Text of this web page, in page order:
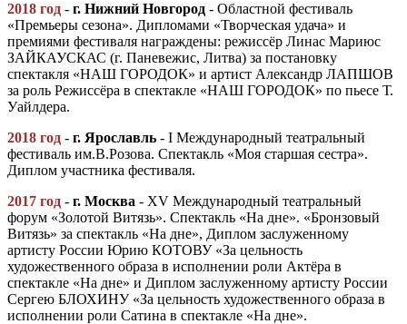
2018 год - г. Нижний Новгород - Областной фестиваль
«Премьеры сезона». Дипломами «Творческая удача» и
премиями фестиваля награждены: режиссёр Линас Мариюс
ЗАЙКАУСКАС (г. Паневежис, Литва) за постановку
спектакля «НАШ ГОРОДОК» и артист Александр ЛАПШОВ
за роль Режиссёра в спектакле «НАШ ГОРОДОК» по пьесе Т.
Уайлдера.
2018 год - г. Ярославль - I Международный театральный
фестиваль им.В.Розова. Спектакль «Моя старшая сестра».
Диплом участника фестиваля.
2017 год - г. Москва - ХV Международный театральный
форум «Золотой Витязь». Спектакль «На дне». «Бронзовый
Витязь» за спектакль «На дне», Диплом заслуженному
артисту России Юрию КОТОВУ «За цельность
художественного образа в исполнении роли Актёра в
спектакле «На дне» и Диплом заслуженному артисту России
Сергею БЛОХИНУ «За цельность художественного образа в
исполнении роли Сатина в спектакле «На дне».